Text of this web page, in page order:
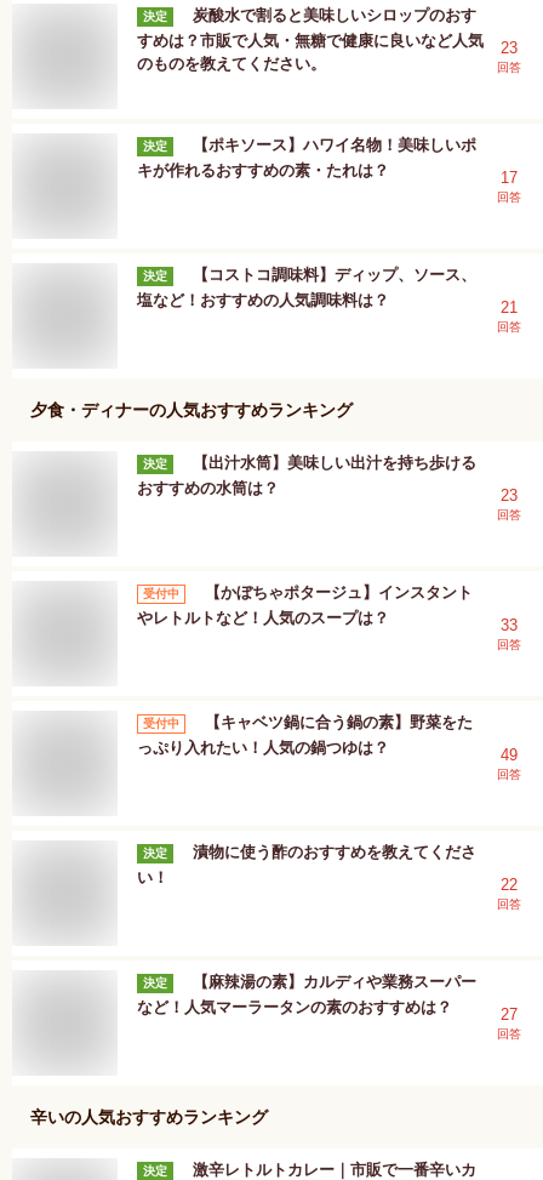
決定
炭酸水で割ると美味しいシロップのおす
すめは？市販で人気・無糖で健康に良いなど人気
のものを教えてください。
23
回答
決定
【ポキソース】ハワイ名物！美味しいポ
キが作れるおすすめの素・たれは？
17
回答
決定
【コストコ調味料】ディップ、ソース、
塩など！おすすめの人気調味料は？
21
回答
夕食・ディナーの人気おすすめランキング
決定
【出汁水筒】美味しい出汁を持ち歩ける
おすすめの水筒は？
23
回答
受付中
【かぼちゃポタージュ】インスタント
やレトルトなど！人気のスープは？
33
回答
受付中
【キャベツ鍋に合う鍋の素】野菜をた
っぷり入れたい！人気の鍋つゆは？
49
回答
決定
漬物に使う酢のおすすめを教えてくださ
い！
22
回答
決定
【麻辣湯の素】カルディや業務スーパー
など！人気マーラータンの素のおすすめは？
27
回答
辛いの人気おすすめランキング
決定
激辛レトルトカレー｜市販で一番辛いカ